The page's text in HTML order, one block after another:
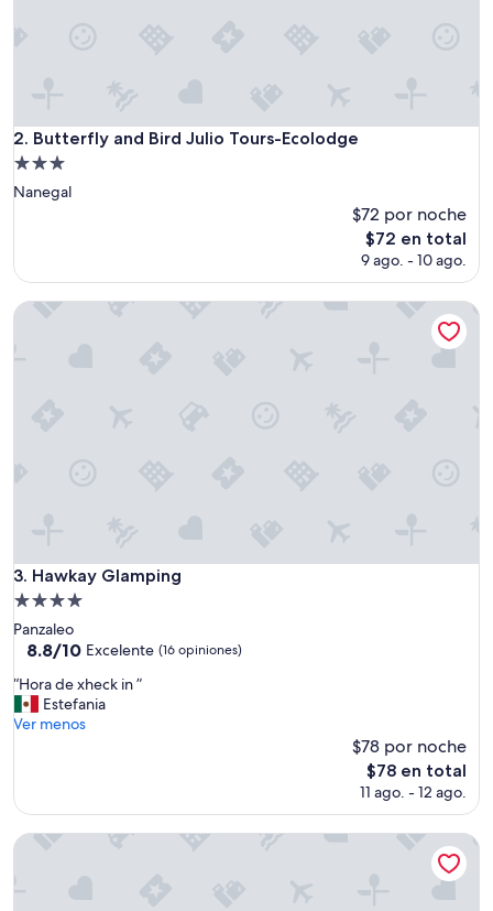
2. Butterfly and Bird Julio Tours-Ecolodge
Butterfly and Bird Julio Tours-Ecolodge
Propiedad
de
Nanegal
$72 por noche
El
precio
es
$72 en total
9 ago. - 10 ago.
3. Hawkay Glamping
Hawkay Glamping
Propiedad
de
4.0
Panzaleo
8.8
10,
Excelente,
(16
8.8/10 Excelente (16 opiniones)
“
H
o
e
h
“Hora de xheck in ”
Estefania
Ver menos
$78 por noche
El
precio
$78 en total
11 ago. - 12 ago.
Hawkay Glamping
Starlight Mountain Lodge